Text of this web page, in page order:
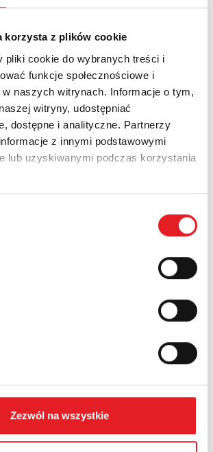
korzysta z plików cookie
pliki cookie do wybranych treści i
funkcje społecznościowe i
naszych witrynach. Informacje o tym,
witryny, udostępniać
dostępne i analityczne. Partnerzy
z innymi podstawowymi
lub uzyskiwanymi podczas korzystania
Zezwól na wszystkie
o szczegóły oferty
*
*